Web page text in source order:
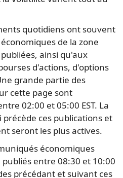
quotidiens ont souvent
de la zone
ainsi qu'aux
d'actions, d'options
grande partie des
cette page sont
02:00 et 05:00 EST. La
ces publications et
seront les plus actives.
économiques
entre 08:30 et 10:00
précédant et suivant ces